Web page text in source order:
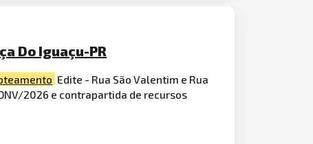
Do Iguaçu-PR
Edite - Rua São Valentim e Rua
2026 e contrapartida de recursos